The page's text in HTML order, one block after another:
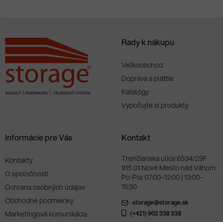
Rady k nákupu
Veľkoobchod
Doprava a platba
Katalógy
Vypočujte si produkty
Informácie pre Vás
Kontakty
O spoločnosti
Ochrana osobných údajov
Obchodné podmienky
Marketingová komunikácia
Kontakt
Trenčianska ulica 6594/29F
915 01 Nové Mesto nad Váhom
Po-Pia: 07:00–12:00 | 13:00–
15:30
storage@storage.sk
(+421) 902 338 338